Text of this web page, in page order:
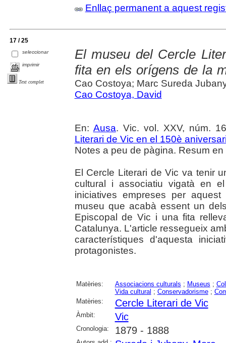
Enllaç permanent a aquest
17 / 25
seleccionar
imprimir
Text complet
El museu del Cercle
fita en els orígens de la
Cao Costoya; Marc Sureda
Cao Costoya, David
En: Ausa. Vic. vol. XXV, núm.
Literari de Vic en el 150è
Notes a peu de pàgina. Resum
El Cercle Literari de Vic va tenir
cultural i associatiu vigatà en
iniciatives empreses per
museu que acabà essent un
Episcopal de Vic i una fita
Catalunya. L'article ressegueix
característiques d'aquesta
protagonistes.
Matèries: Associacions culturals ; Museus ;
Vida cultural ; Conservadorisme;
Matèries:
Cercle Literari de Vic
Àmbit: Vic
Cronologia: 1879 - 1888